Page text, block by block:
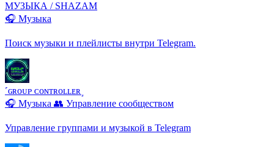
МУЗЫКА / SHAZAM
🎧 Музыка
Поиск музыки и плейлисты внутри Telegram.
˹ɢʀᴏᴜᴘ ᴄᴏɴᴛʀᴏʟʟᴇʀ˼
🎧 Музыка 👥 Управление сообществом
Управление группами и музыкой в Telegram